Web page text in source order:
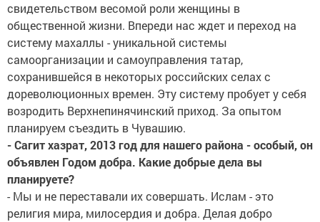
свидетельством весомой роли женщины в
общественной жизни. Впереди нас ждет и переход на
систему махаллы - уникальной системы
самоорганизации и самоуправления татар,
сохранившейся в некоторых российских селах с
дореволюционных времен. Эту систему пробует у себя
возродить Верхнепинячинский приход. За опытом
планируем съездить в Чувашию.
- Сагит хазрат, 2013 год для нашего района - особый, он
объявлен Годом добра. Какие добрые дела вы
планируете?
- Мы и не переставали их совершать. Ислам - это
религия мира, милосердия и добра. Делая добро